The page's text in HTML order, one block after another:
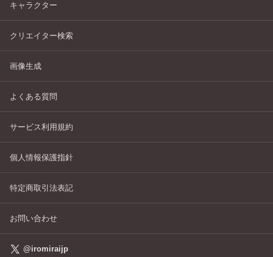
キャラクター
クリエイター検索
画像生成
よくある質問
サービス利用規約
個人情報保護指針
特定商取引法表記
お問い合わせ
@iromiraijp